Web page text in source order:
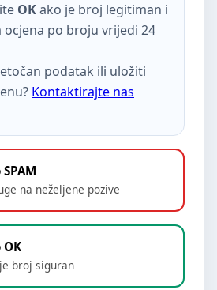
OKako je broj legitiman i
ocjena po broju vrijedi 24
podatak ili uložiti
Kontaktirajte nas
na neželjene pozive
broj siguran